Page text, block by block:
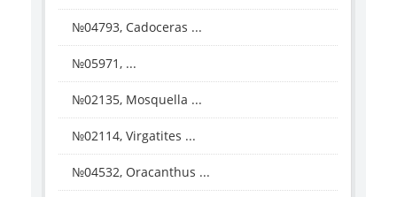
№04793, Cadoceras ...
№05971, ...
№02135, Mosquella ...
№02114, Virgatites ...
№04532, Oracanthus ...